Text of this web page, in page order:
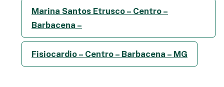
Marina Santos Etrusco – Centro –
Barbacena –
Fisiocardio – Centro – Barbacena – MG